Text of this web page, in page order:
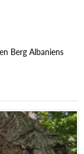
Berg Albaniens